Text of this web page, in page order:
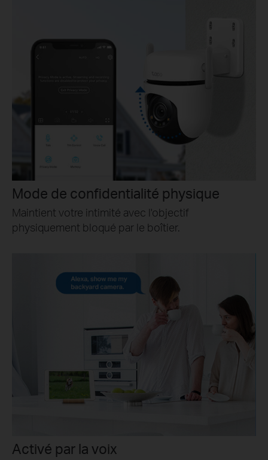
Mode de confidentialité physique
Maintient votre intimité avec l'objectif
physiquement bloqué par le boîtier.
Activé par la voix